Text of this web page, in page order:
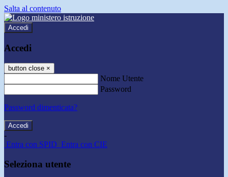
Salta al contenuto
Accedi
Accedi
button close ×
Nome Utente
Password
Password dimenticata?
-
Entra con SPID Entra con CIE
Seleziona utente